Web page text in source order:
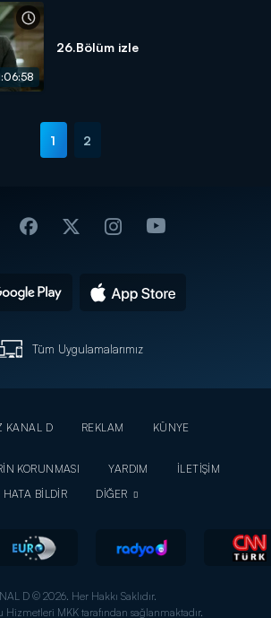
26.Bölüm izle
1 2
Tüm Uygulamalarımız
KANAL D REKLAM
KÜNYE
KORUNMASI
YARDIM
İLETİŞİM
HATA BİLDİR
DİĞER
D © 2026. Her Hakkı Saklıdır.
MKK tarafından sağlanmaktadır.